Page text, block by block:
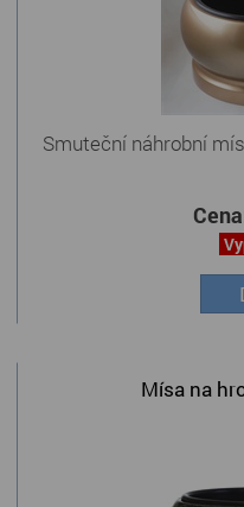
Smuteční náhrobní
Mísa na